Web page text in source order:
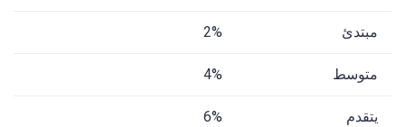
مبتدئ 2%
متوسط 4%
يتقدم 6%